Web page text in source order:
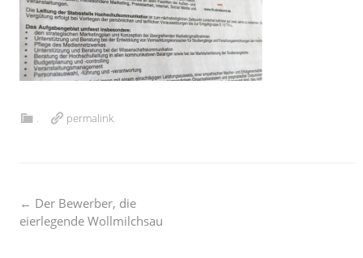
. permalink.
Post
← Der Bewerber, die
eierlegende Wollmilchsau